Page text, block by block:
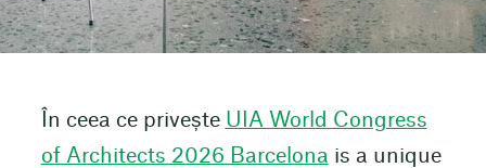
În ceea ce privește UIA World Congress
of Architects 2026 Barcelona is a unique